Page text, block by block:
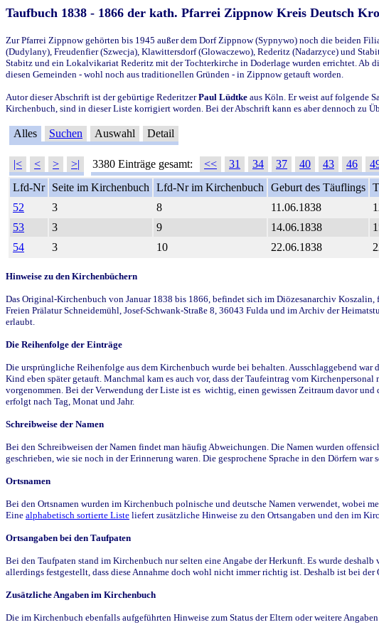
Taufbuch 1838 - 1866 der kath. Pfarrei Zippnow Kreis Deutsch
Zur Pfarrei Zippnow gehörten bis 1945 außer dem Dorf Zippnow (Sypnywo) noch die beiden
(Dudylany), Freudenfier (Szwecja), Klawittersdorf (Glowaczewo), Rederitz (Nadarzyce) und
Stabitz und ein Lokalvikariat Rederitz mit der Tochterkirche in Doderlage wurden errichtet. Ab
diesen Gemeinden - wohl noch aus traditionellen Gründen - in Zippnow getauft worden.
Autor dieser Abschrift ist der gebürtige RederitzerPaul Lüdtke aus Köln. Er weist auf folgende
Kirchenbuch, sind in dieser Liste korrigiert worden. Bei der Abschrift kann es aber dennoch zu
Alles Suchen Auswahl Detail
|< < > >| 3380 Einträge gesamt: << 31 34 37 40 43 46
Lfd-Nr
Seite im Kirchenbuch Lfd-Nr im Kirchenbuch Geburt des Täuflings
52
3 8 11.06.1838
53
3 9 14.06.1838
54
3 10 22.06.1838
Hinweise zu den Kirchenbüchern
Das Original-Kirchenbuch von Januar 1838 bis 1866, befindet sich im Diözesanarchiv
Freien Prälatur Schneidemühl, Josef-Schwank-Straße 8, 36043 Fulda und im Archiv der
erlaubt.
Die Reihenfolge der Einträge
Die ursprüngliche Reihenfolge aus dem Kirchenbuch wurde bei behalten. Ausschlaggebend
Kind eben später getauft. Manchmal kam es auch vor, dass der Taufeintrag vom
vorgenommen. Bei der Verwendung der Liste ist es wichtig, einen gewissen Zeitraum davor
erfolgt nach Tag, Monat und Jahr.
Schreibweise der Namen
Bei den Schreibweisen der Namen findet man häufig Abweichungen. Die Namen wurden
geschrieben, wie sie noch in der Erinnerung waren. Die gesprochene Sprache in den Dörfern
Ortsnamen
Bei den Ortsnamen wurden im Kirchenbuch polnische und deutsche Namen verwendet, wobei
Eine alphabetisch sortierte Liste liefert zusätzliche Hinweise zu den Ortsangaben und den im
Ortsangaben bei den Taufpaten
Bei den Taufpaten stand im Kirchenbuch nur selten eine Angabe der Herkunft. Es wurde
allerdings festgestellt, dass diese Annahme doch wohl nicht immer richtig ist. Deshalb ist bei
Zusätzliche Angaben im Kirchenbuch
Die im Kirchenbuch ebenfalls aufgeführten Hinweise zum Status der Eltern oder weitere